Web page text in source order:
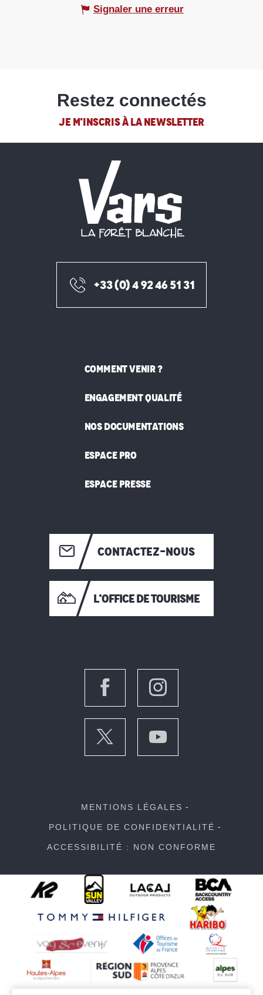
Signaler une erreur
Restez connectés
JE M'INSCRIS À LA NEWSLETTER
+33 (0) 4 92 46 51 31
COMMENT VENIR ?
ENGAGEMENT QUALITÉ
NOS DOCUMENTATIONS
ESPACE PRO
ESPACE PRESSE
CONTACTEZ-NOUS
L'OFFICE DE TOURISME
MENTIONS LÉGALES
POLITIQUE DE CONFIDENTIALITÉ
ACCESSIBILITÉ : NON CONFORME